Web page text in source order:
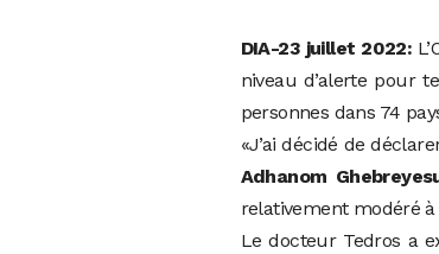
DIA-23 juillet 2022:
niveau d’alerte pour
personnes dans 74
«J’ai décidé de
Adhanom
relativement modéré à
Le docteur Tedros a